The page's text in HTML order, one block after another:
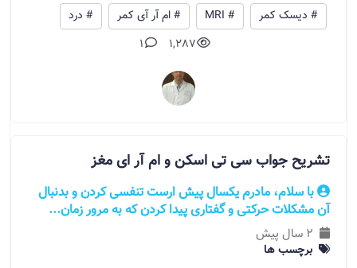
# دیسک کمر
# MRI # ام آر آی کمر
# درد
1,287
1
تشریح جواب سی تی اسکن و ام آر ای مغز
با سلام، مادرم یکسال پیش ارست تنفسی کردن و بدنبال
آن مشکلات حرکتی و گفتاری پیدا کردن که به مرور زمان...
2 سال پیش
برچسب ها